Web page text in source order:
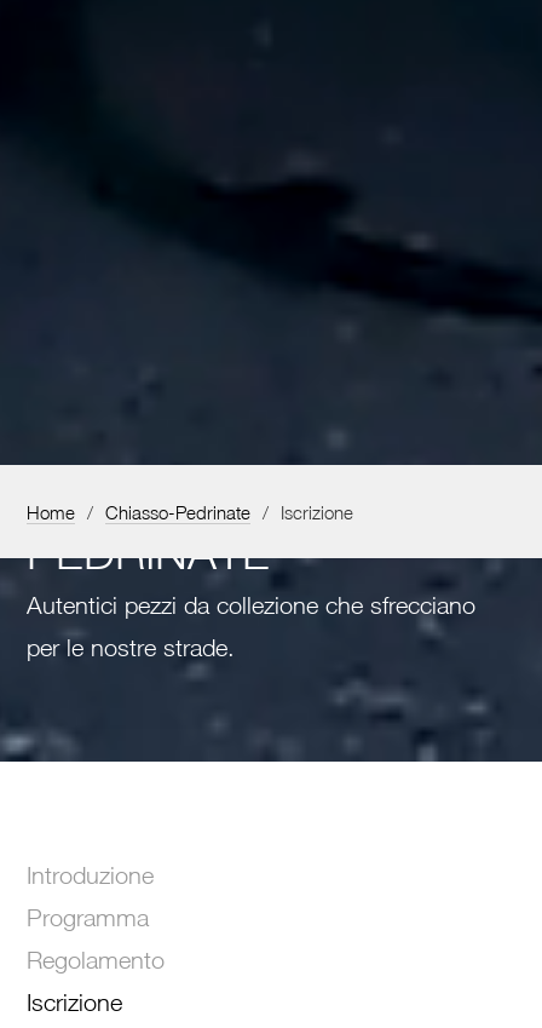
CHIASSO-
PEDRINATE
Autentici pezzi da collezione che sfrecciano
per le nostre strade.
Home / Chiasso-Pedrinate / Iscrizione
Introduzione
Programma
Regolamento
Iscrizione